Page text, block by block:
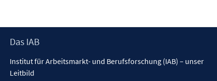
öffnen
Footer
Das IAB
Institut für Arbeitsmarkt- und Berufsforschung (IAB) – unser
Leitbild